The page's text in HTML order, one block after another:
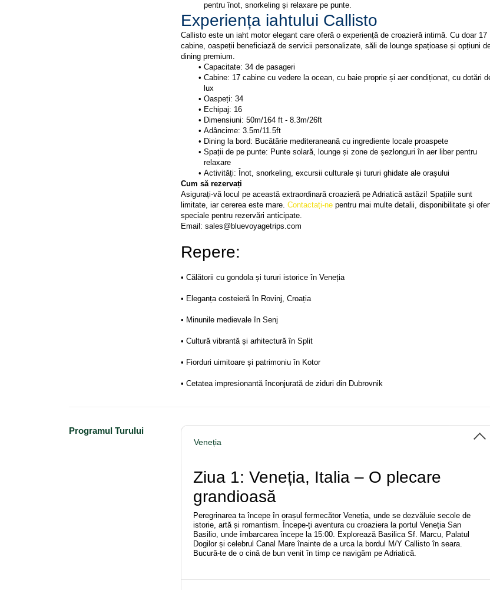
pentru înot, snorkeling și relaxare pe punte.
Experiența iahtului Callisto
Callisto este un iaht motor elegant care oferă o experiență de croazieră intimă. Cu doar 17
cabine, oaspeții beneficiază de servicii personalizate, săli de lounge spațioase și opțiuni
dining premium.
Capacitate: 34 de pasageri
Cabine: 17 cabine cu vedere la ocean, cu baie proprie și aer condiționat, cu dotări
lux
Oaspeți: 34
Echipaj: 16
Dimensiuni: 50m/164 ft - 8.3m/26ft
Adâncime: 3.5m/11.5ft
Dining la bord: Bucătărie mediteraneană cu ingrediente locale proaspete
Spații de pe punte: Punte solară, lounge și zone de șezlonguri în aer liber pentru
relaxare
Activități: Înot, snorkeling, excursii culturale și tururi ghidate ale orașului
Cum să rezervați
Asigurați-vă locul pe această extraordinară croazieră pe Adriatică astăzi! Spațiile sunt
limitate, iar cererea este mare. Contactați-ne pentru mai multe detalii, disponibilitate și
speciale pentru rezervări anticipate.
Email: sales@bluevoyagetrips.com
Repere:
• Călătorii cu gondola și tururi istorice în Veneția
• Eleganța costeieră în Rovinj, Croația
• Minunile medievale în Senj
• Cultură vibrantă și arhitectură în Split
• Fiorduri uimitoare și patrimoniu în Kotor
• Cetatea impresionantă înconjurată de ziduri din Dubrovnik
Programul Turului
Veneția
Ziua 1: Veneția, Italia – O plecare
grandioasă
Peregrinarea ta începe în orașul fermecător Veneția, unde se dezvăluie secole de
istorie, artă și romantism. Începe-ți aventura cu croaziera la portul Veneția San
Basilio, unde îmbarcarea începe la 15:00. Explorează Basilica Sf. Marcu, Palatul
Dogilor și celebrul Canal Mare înainte de a urca la bordul M/Y Callisto în seara.
Bucură-te de o cină de bun venit în timp ce navigăm pe Adriatică.